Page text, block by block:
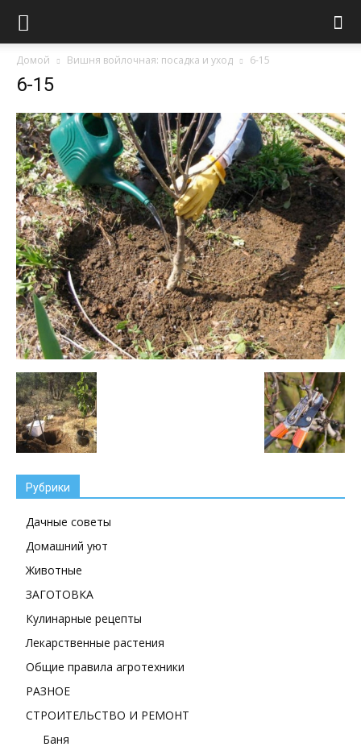
Домой Вишня войлочная: посадка и уход 6-15
6-15
Рубрики
Дачные советы
Домашний уют
Животные
ЗАГОТОВКА
Кулинарные рецепты
Лекарственные растения
Общие правила агротехники
РАЗНОЕ
СТРОИТЕЛЬСТВО И РЕМОНТ
Баня